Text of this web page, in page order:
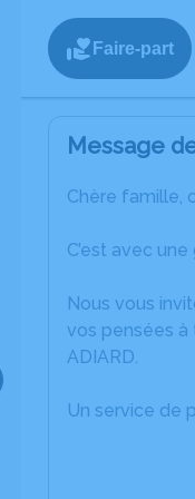
Faire-part
Message
Chère famille,
C’est avec
Nous vous
vos pensées à
ADIARD.
Un service de